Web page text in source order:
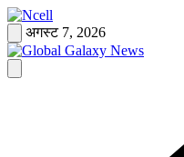
Skip
to
content
अगस्ट 7, 2026